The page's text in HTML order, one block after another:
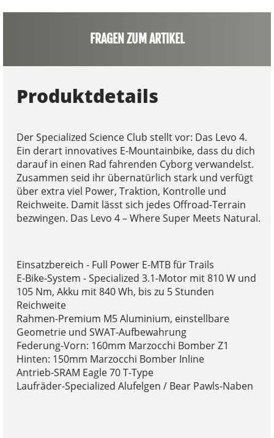
FRAGEN ZUM ARTIKEL
Produktdetails
Der Specialized Science Club stellt vor: Das Levo 4.
Ein derart innovatives E-Mountainbike, dass du dich
darauf in einen Rad fahrenden Cyborg verwandelst.
Zusammen seid ihr übernatürlich stark und verfügt
über extra viel Power, Traktion, Kontrolle und
Reichweite. Damit lässt sich jedes Offroad-Terrain
bezwingen. Das Levo 4 – Where Super Meets Natural.
Einsatzbereich - Full Power E-MTB für Trails
E-Bike-System - Specialized 3.1-Motor mit 810 W und
105 Nm, Akku mit 840 Wh, bis zu 5 Stunden
Reichweite
Rahmen-Premium M5 Aluminium, einstellbare
Geometrie und SWAT-Aufbewahrung
Federung-Vorn: 160mm Marzocchi Bomber Z1
Hinten: 150mm Marzocchi Bomber Inline
Antrieb-SRAM Eagle 70 T-Type
Laufräder-Specialized Alufelgen / Bear Pawls-Naben